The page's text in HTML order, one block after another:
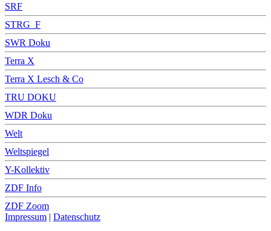
SRF
STRG_F
SWR Doku
Terra X
Terra X Lesch & Co
TRU DOKU
WDR Doku
Welt
Weltspiegel
Y-Kollektiv
ZDF Info
ZDF Zoom
Impressum | Datenschutz